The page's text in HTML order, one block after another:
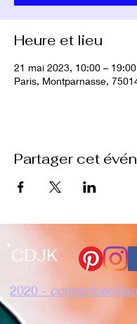
Heure et lieu
21 mai 2023, 10:00 – 19:00
Paris, Montparnasse,
Partager cet
2020 -
CDJK